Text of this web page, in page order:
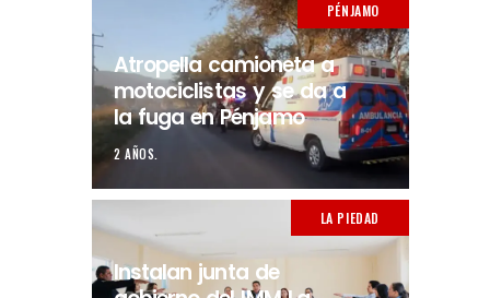
PÉNJAMO
Atropella camioneta a
motociclistas y se da a
la fuga en Pénjamo
2 AÑOS.
LA PIEDAD
Instalan junta de